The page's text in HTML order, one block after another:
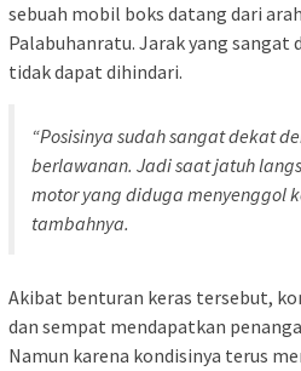
sebuah mobil boks datang dari
Palabuhanratu. Jarak yang
tidak dapat dihindari.
“Posisinya sudah sangat dekat
berlawanan. Jadi saat jatuh
motor yang diduga menyenggol
tambahnya.
Akibat benturan keras tersebut,
dan sempat mendapatkan
Namun karena kondisinya terus